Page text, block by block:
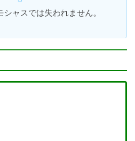
ャスでは失われません。